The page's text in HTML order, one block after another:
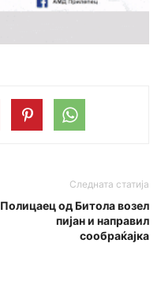
Следната статија
Полицаец од Битола возел
пијан и направил
сообраќајка